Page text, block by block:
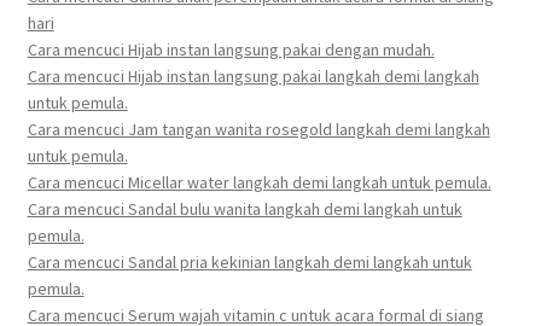
hari
Cara mencuci Hijab instan langsung pakai dengan mudah.
Cara mencuci Hijab instan langsung pakai langkah demi langkah
untuk pemula.
Cara mencuci Jam tangan wanita rosegold langkah demi langkah
untuk pemula.
Cara mencuci Micellar water langkah demi langkah untuk pemula.
Cara mencuci Sandal bulu wanita langkah demi langkah untuk
pemula.
Cara mencuci Sandal pria kekinian langkah demi langkah untuk
pemula.
Cara mencuci Serum wajah vitamin c untuk acara formal di siang